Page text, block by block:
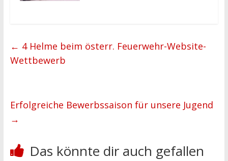
← 4 Helme beim österr. Feuerwehr-Website-
Wettbewerb
Erfolgreiche Bewerbssaison für unsere Jugend
→
Das könnte dir auch gefallen